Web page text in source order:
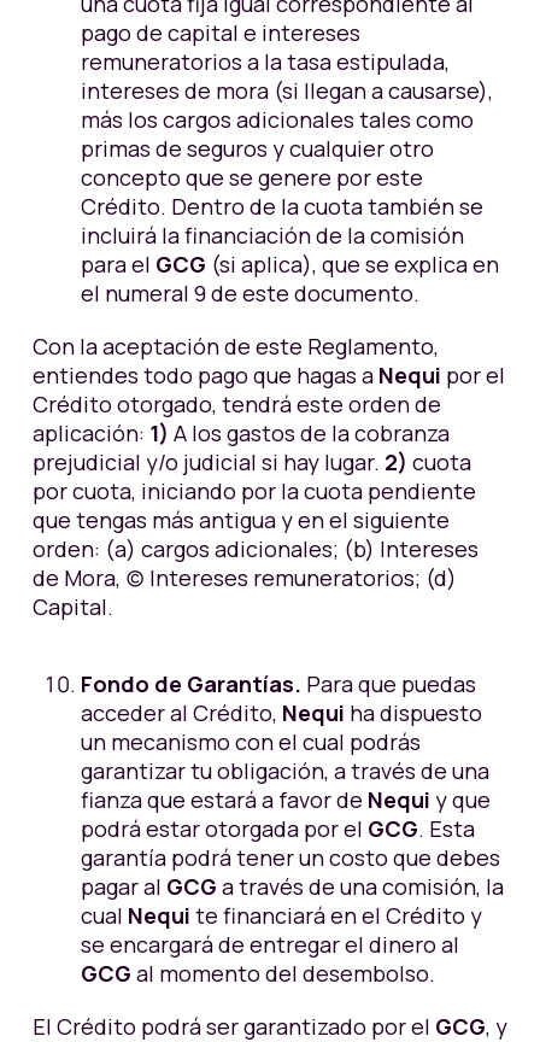
pago de capital e intereses
remuneratorios a la tasa estipulada,
intereses de mora (si llegan a causarse),
más los cargos adicionales tales como
primas de seguros y cualquier otro
concepto que se genere por este
Crédito. Dentro de la cuota también se
incluirá la financiación de la comisión
para el GCG (si aplica), que se explica en
el numeral 9 de este documento.
Con la aceptación de este Reglamento,
entiendes todo pago que hagas a Nequi por el
Crédito otorgado, tendrá este orden de
aplicación: 1) A los gastos de la cobranza
prejudicial y/o judicial si hay lugar. 2) cuota
por cuota, iniciando por la cuota pendiente
que tengas más antigua y en el siguiente
orden: (a) cargos adicionales; (b) Intereses
de Mora, (c) Intereses remuneratorios; (d)
Capital.
Fondo de Garantías. Para que puedas
acceder al Crédito, Nequi ha dispuesto
un mecanismo con el cual podrás
garantizar tu obligación, a través de una
fianza que estará a favor de Nequi y que
podrá estar otorgada por el GCG. Esta
garantía podrá tener un costo que debes
pagar al GCG a través de una comisión, la
cual Nequi te financiará en el Crédito y
se encargará de entregar el dinero al
GCG al momento del desembolso.
El Crédito podrá ser garantizado por el GCG, y